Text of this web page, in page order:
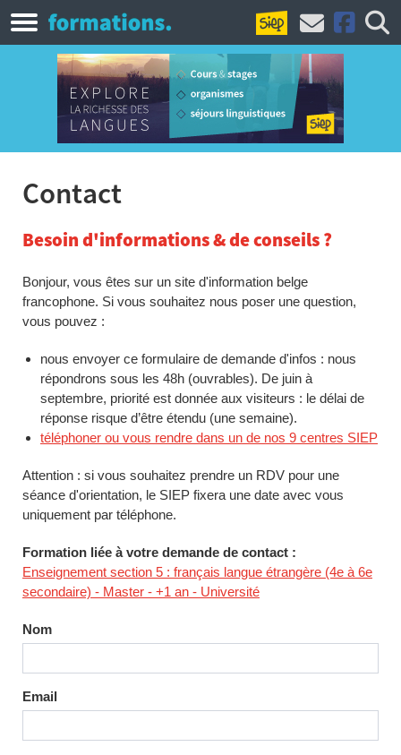
Contact
Besoin d'informations & de conseils ?
Bonjour, vous êtes sur un site d'information belge
francophone. Si vous souhaitez nous poser une question,
vous pouvez :
nous envoyer ce formulaire de demande d'infos : nous
répondrons sous les 48h (ouvrables). De juin à
septembre, priorité est donnée aux visiteurs : le délai de
réponse risque d’être étendu (une semaine).
téléphoner ou vous rendre dans un de nos 9 centres SIEP
Attention : si vous souhaitez prendre un RDV pour une
séance d'orientation, le SIEP fixera une date avec vous
uniquement par téléphone.
Formation liée à votre demande de contact :
Enseignement section 5 : français langue étrangère (4e à 6e
secondaire) - Master - +1 an - Université
Nom
Email